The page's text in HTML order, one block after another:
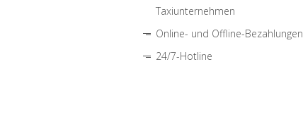
Taxiunternehmen
Online- und Offline-Bezahlungen
24/7-Hotline